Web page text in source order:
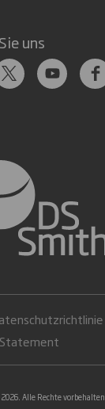
uns
Alle Rechte vorbehalten.